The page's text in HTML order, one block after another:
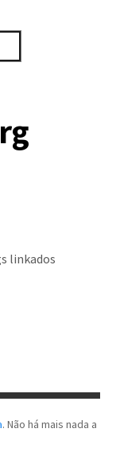
linkados
. Não há mais nada a